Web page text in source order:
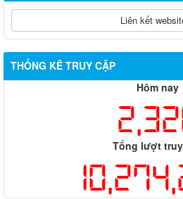
Liên kết
THỐNG KÊ TRUY CẬP
Hôm nay
Tổng lượt